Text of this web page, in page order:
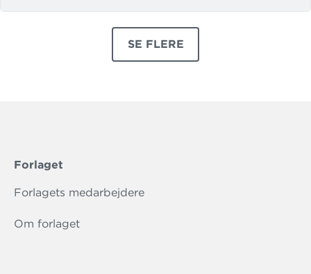
SE FLERE
PRODUKTER
Forlaget
Forlagets medarbejdere
Om forlaget